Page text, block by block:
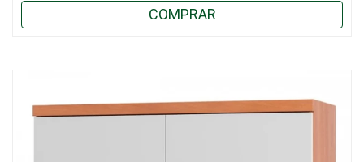
COMPRAR